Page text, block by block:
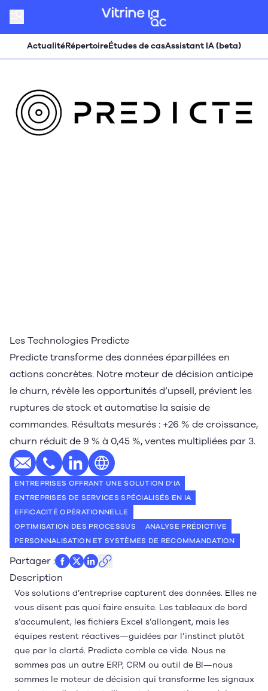
ActualitéRépertoireÉtudes de casAssistant IA (beta)
Les Technologies Predicte
Predicte transforme des données éparpillées en
actions concrètes. Notre moteur de décision anticipe
le churn, révèle les opportunités d’upsell, prévient les
ruptures de stock et automatise la saisie de
commandes. Résultats mesurés : +26 % de croissance,
churn réduit de 9 % à 0,45 %, ventes multipliées par 3.
E-mailTéléphoneProfil LinkedIn
Site web
ENTREPRISES OFFRANT UNE SOLUTION D'IA
ENTREPRISES DE SERVICES SPÉCIALISÉS EN IA
EFFICACITÉ OPÉRATIONNELLE
OPTIMISATION DES PROCESSUS
ANALYSE PRÉDICTIVE
PERSONNALISATION ET SYSTÈMES DE RECOMMANDATION
Partager :
Description
Vos solutions d’entreprise capturent des données. Elles ne
vous disent pas quoi faire ensuite. Les tableaux de bord
s’accumulent, les fichiers Excel s’allongent, mais les
équipes restent réactives—guidées par l’instinct plutôt
que par la clarté. Predicte comble ce vide. Nous ne
sommes pas un autre ERP, CRM ou outil de BI—nous
sommes le moteur de décision qui transforme les signaux